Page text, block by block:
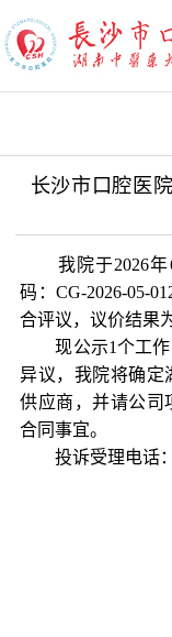
长沙市口腔医
我院于2026年6
码：CG-2026-05-
合评议，议价结果
现公示1个工作
异议，我院将确定
供应商，并请公司
合同事宜。
投诉受理电话：